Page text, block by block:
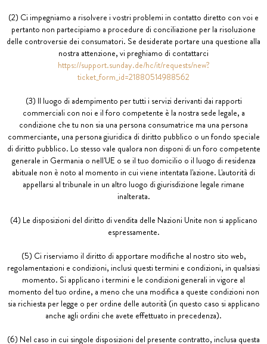
(2) Ci impegniamo a risolvere i vostri problemi in contatto diretto con voi e
pertanto non partecipiamo a procedure di conciliazione per la risoluzione
delle controversie dei consumatori. Se desiderate portare una questione alla
nostra attenzione, vi preghiamo di contattarci
https://support.sunday.de/hc/it/requests/new?
ticket_form_id=21880514988562
(3) Il luogo di adempimento per tutti i servizi derivanti dai rapporti
commerciali con noi e il foro competente è la nostra sede legale, a
condizione che tu non sia una persona consumatrice ma una persona
commerciante, una persona giuridica di diritto pubblico o un fondo speciale
di diritto pubblico. Lo stesso vale qualora non disponi di un foro competente
generale in Germania o nell'UE o se il tuo domicilio o il luogo di residenza
abituale non è noto al momento in cui viene intentata l'azione. L'autorità di
appellarsi al tribunale in un altro luogo di giurisdizione legale rimane
inalterata.
(4) Le disposizioni del diritto di vendita delle Nazioni Unite non si applicano
espressamente.
(5) Ci riserviamo il diritto di apportare modifiche al nostro sito web,
regolamentazioni e condizioni, inclusi questi termini e condizioni, in qualsiasi
momento. Si applicano i termini e le condizioni generali in vigore al
momento del tuo ordine, a meno che una modifica a queste condizioni non
sia richiesta per legge o per ordine delle autorità (in questo caso si applicano
anche agli ordini che avete effettuato in precedenza).
(6) Nel caso in cui singole disposizioni del presente contratto, inclusa questa